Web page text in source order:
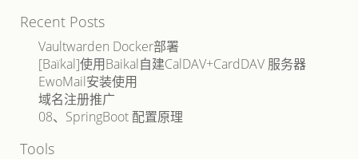
Recent Posts
Vaultwarden Docker部署
[Baïkal]使用Baikal自建CalDAV+CardDAV 服务器
EwoMail安装使用
域名注册推广
08、SpringBoot 配置原理
Tools